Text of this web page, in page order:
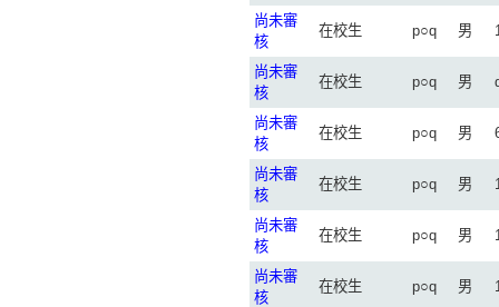
尚未審
核
在校生 p○q 男
尚未審
核
在校生 p○q 男
尚未審
核
在校生 p○q 男
尚未審
核
在校生 p○q 男
尚未審
核
在校生 p○q 男
尚未審
核
在校生 p○q 男